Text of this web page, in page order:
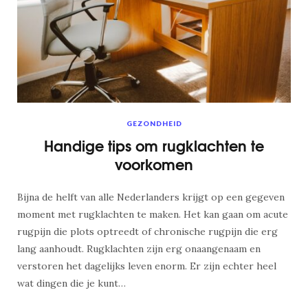
GEZONDHEID
Handige tips om rugklachten te
voorkomen
Bijna de helft van alle Nederlanders krijgt op een gegeven
moment met rugklachten te maken. Het kan gaan om acute
rugpijn die plots optreedt of chronische rugpijn die erg
lang aanhoudt. Rugklachten zijn erg onaangenaam en
verstoren het dagelijks leven enorm. Er zijn echter heel
wat dingen die je kunt…